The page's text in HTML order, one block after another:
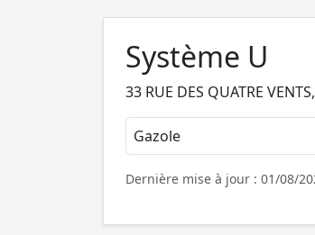
Système U
33 RUE DES QUATRE
Gazole
Dernière mise à jour : 01/08/